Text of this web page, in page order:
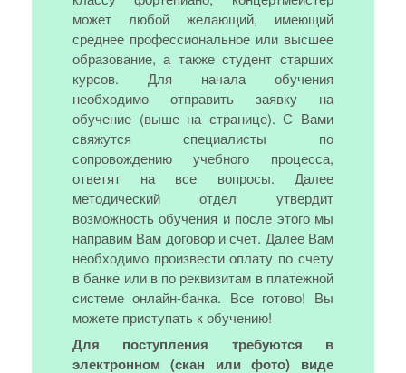
может любой желающий, имеющий
среднее профессиональное или высшее
образование, а также студент старших
курсов. Для начала обучения
необходимо отправить заявку на
обучение (выше на странице). С Вами
свяжутся специалисты по
сопровождению учебного процесса,
ответят на все вопросы. Далее
методический отдел утвердит
возможность обучения и после этого мы
направим Вам договор и счет. Далее Вам
необходимо произвести оплату по счету
в банке или в по реквизитам в платежной
системе онлайн-банка. Все готово! Вы
можете приступать к обучению!
Для поступления требуются в
электронном (скан или фото) виде